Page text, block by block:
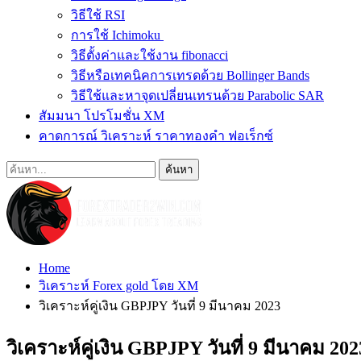
วิธีใช้ RSI
การใช้ Ichimoku
วิธีตั้งค่าและใช้งาน fibonacci
วิธีหรือเทคนิคการเทรดด้วย Bollinger Bands
วิธีใช้และหาจุดเปลี่ยนเทรนด้วย Parabolic SAR
สัมมนา โปรโมชั่น XM
คาดการณ์ วิเคราะห์ ราคาทองคำ ฟอเร็กซ์
Home
วิเคราะห์ Forex gold โดย XM
วิเคราะห์คู่เงิน GBPJPY วันที่ 9 มีนาคม 2023
วิเคราะห์คู่เงิน GBPJPY วันที่ 9 มีนาคม